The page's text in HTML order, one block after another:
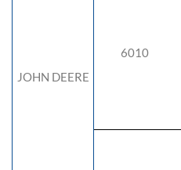
JOHN DEERE
6010